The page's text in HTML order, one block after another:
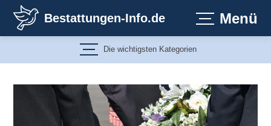
Inhalt
springen
Bestattungen-Info.de Menü
Die wichtigsten Kategorien